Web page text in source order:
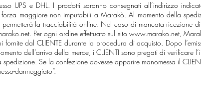
UPS e DHL. I prodotti saranno consegnati all’indirizzo
maggiore non imputabili a Marakò. Al momento della
la tracciabilità online. Nel caso di mancata ricezione di
. Per ogni ordine effettuato sul sito www.marako.net,
dal CLIENTE durante la procedura di acquisto. Dopo
dell’arrivo della merce, i CLIENTI sono pregati di verificare
Se la confezione dovesse apparire manomessa il
danneggiato”.